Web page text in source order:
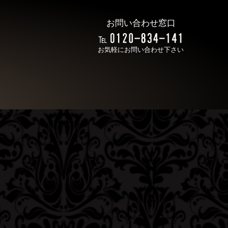
お問い合わせ窓口
お気軽にお問い合わせ下さい